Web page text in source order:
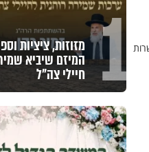
1 מזוזות, ציציות
המיזם שיביא
חיילי צה"ל